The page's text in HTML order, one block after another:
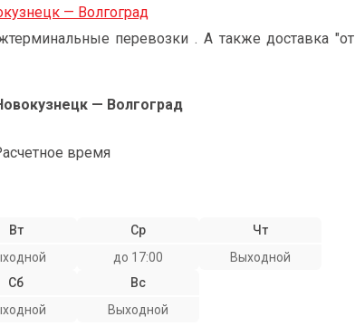
— Волгоград
перевозки . А также доставка "от
— Волгоград
время
Вт
Ср
до 17:00
Чт
Выходной
Сб
Вс
Выходной